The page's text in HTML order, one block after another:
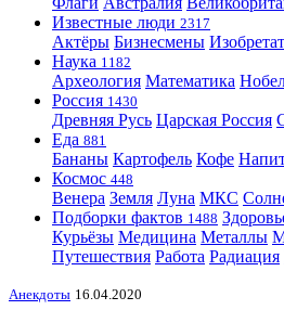
Известные люди 2317
Актёры Бизнесмены
Наука 1182
Археология Математика
Россия 1430
Древняя Русь Царская Россия
Еда 881
Бананы Картофель Кофе
Космос 448
Венера Земля Луна МКС
Подборки фактов 1488
Курьёзы Медицина Металлы
Путешествия Работа Радиация
Анекдоты 16.04.2020